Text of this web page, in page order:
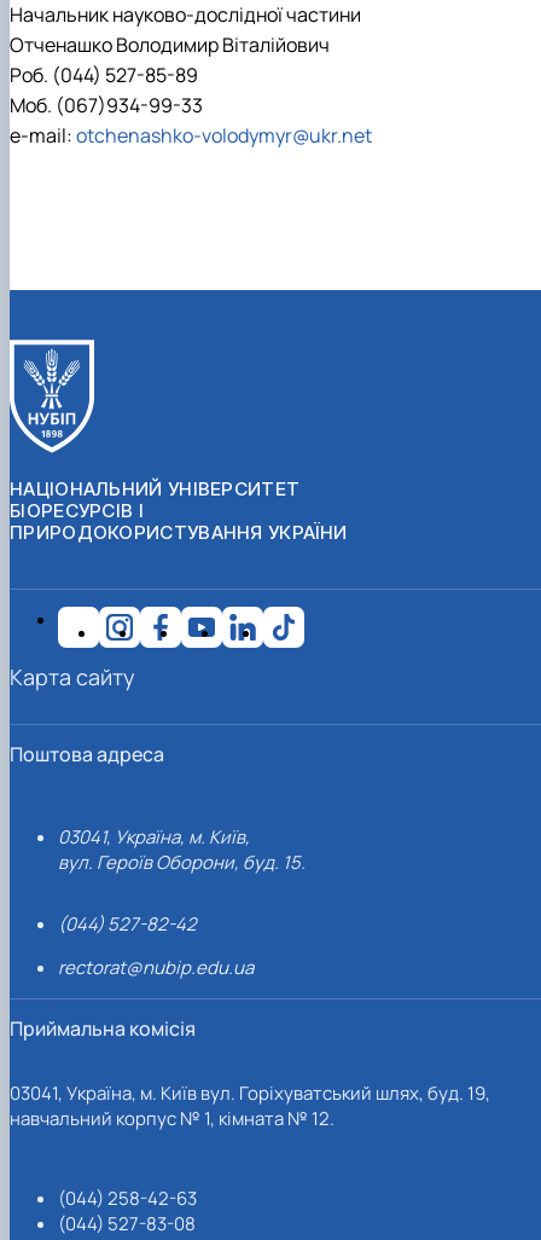
Начальник науково-дослідної частини
Отченашко Володимир Віталійович
Роб. (044) 527-85-89
Моб. (067)934-99-33
e-mail:otchenashko-volodymyr@ukr.net
НАЦІОНАЛЬНИЙ УНІВЕРСИТЕТ
БІОРЕСУРСІВ І
ПРИРОДОКОРИСТУВАННЯ УКРАЇНИ
Поштова адреса
03041, Україна, м. Київ,
вул. Героїв Оборони, буд. 15.
(044) 527-82-42
rectorat@nubip.edu.ua
Приймальна комісія
03041, Україна, м. Київ вул. Горіхуватський шлях, буд. 19,
навчальний корпус № 1, кімната № 12.
(044) 258-42-63
(044) 527-83-08
Карта сайту